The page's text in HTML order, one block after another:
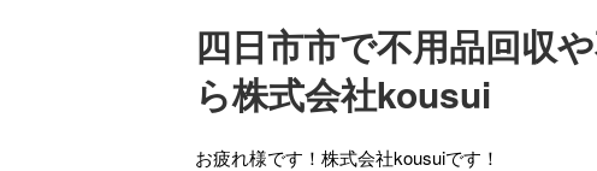
四日市市で不用品回収
ら株式会社kousui
お疲れ様です！株式会社kousuiです！